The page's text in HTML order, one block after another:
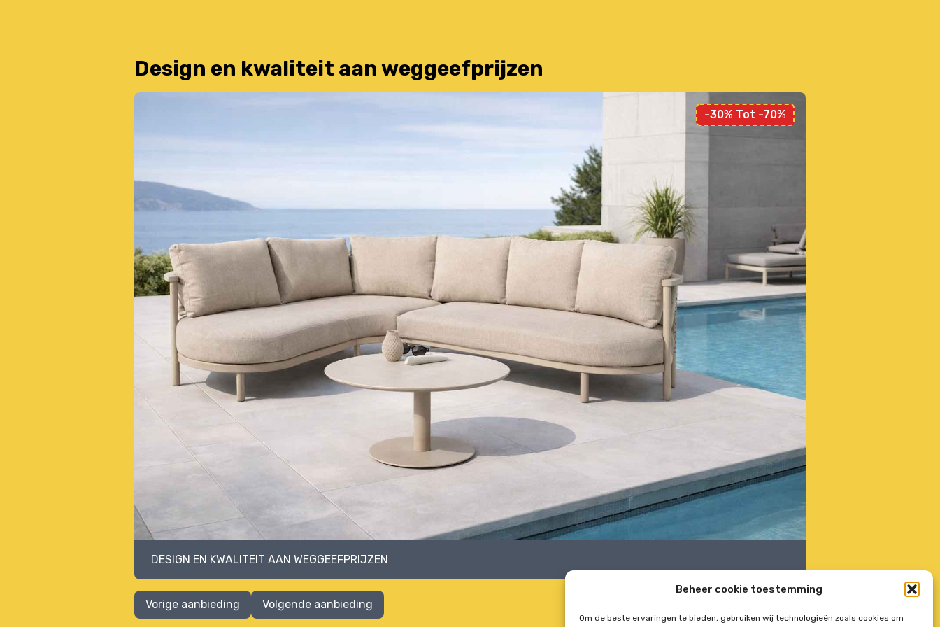
Beheer cookie toestemming
Om de beste ervaringen te bieden, gebruiken wij technologieën zoals cookies om
Design en kwaliteit aan weggeefprijzen
DESIGN EN KWALITEIT AAN WEGGEEFPRIJZEN
-30% Tot -70%
Vorige aanbieding Volgende aanbieding